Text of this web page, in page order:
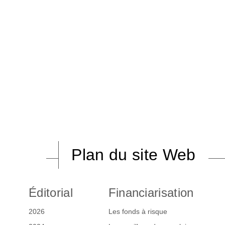
Plan du site Web
Éditorial
2026
Financiarisation
Les fonds à risque